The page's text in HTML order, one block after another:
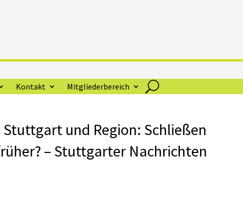
Kontakt Mitgliederbereich
und Region: Schließen
– Stuttgarter Nachrichten